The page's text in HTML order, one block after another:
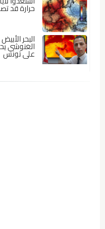
حرارة قد تصل إلى 44
البحر
الغنوشي
على تونس